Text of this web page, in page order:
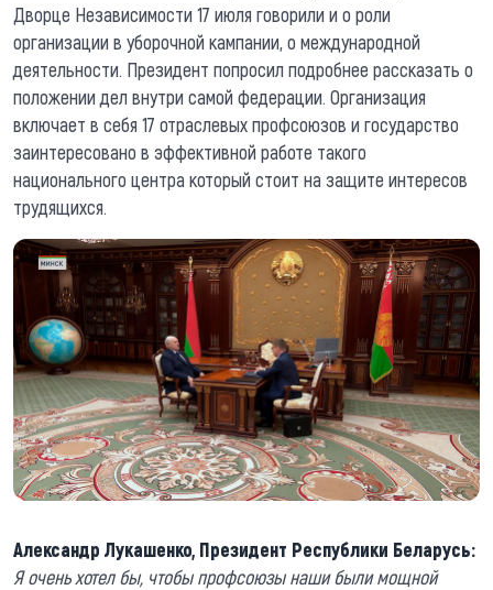
Дворце Независимости 17 июля говорили и о роли
организации в уборочной кампании, о международной
деятельности. Президент попросил подробнее рассказать о
положении дел внутри самой федерации. Организация
включает в себя 17 отраслевых профсоюзов и государство
заинтересовано в эффективной работе такого
национального центра который стоит на защите интересов
трудящихся.
Александр Лукашенко, Президент Республики Беларусь:
Я очень хотел бы, чтобы профсоюзы наши были мощной